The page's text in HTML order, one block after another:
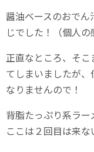
醤油ベースのおで
じでした！（個人の
正直なところ、そ
てしまいましたが
なりませんので！
背脂たっぷり系ラ
ここは２回目は来な